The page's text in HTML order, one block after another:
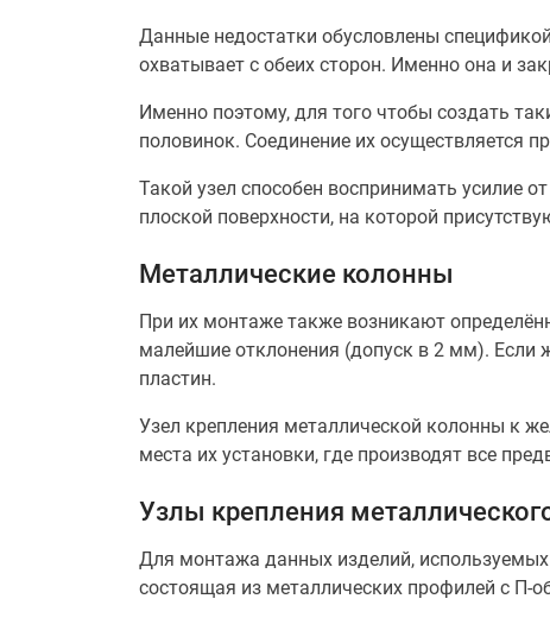
Данные недостатки обусловлены
охватывает с обеих сторон. Именно она и
Именно поэтому, для того чтобы создать
половинок. Соединение их осуществляется
Такой узел способен воспринимать усилие
плоской поверхности, на которой
Металлические колонны
При их монтаже также возникают
малейшие отклонения (допуск в 2 мм). Если
пластин.
Узел крепления металлической колонны к
места их установки, где производят все
Узлы крепления
Для монтажа данных изделий,
состоящая из металлических профилей с П-